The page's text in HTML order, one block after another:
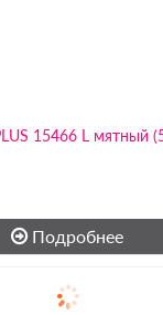
15466 L мятный
Подробнее